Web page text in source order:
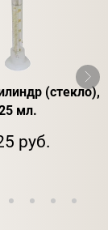
(стекло),
мл.
руб.